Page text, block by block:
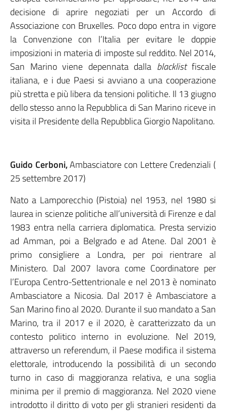
decisione di aprire negoziati per un Accordo di
Associazione con Bruxelles. Poco dopo entra in vigore
la Convenzione con l’Italia per evitare le doppie
imposizioni in materia di imposte sul reddito. Nel 2014,
San Marino viene depennata dalla blacklistfiscale
italiana, e i due Paesi si avviano a una cooperazione
più stretta e più libera da tensioni politiche. Il 13 giugno
dello stesso anno la Repubblica di San Marino riceve in
visita il Presidente della Repubblica Giorgio Napolitano.
Guido Cerboni,Ambasciatore con Lettere Credenziali (
25 settembre 2017)
Nato a Lamporecchio (Pistoia) nel 1953, nel 1980 si
laurea in scienze politiche all’università di Firenze e dal
1983 entra nella carriera diplomatica. Presta servizio
ad Amman, poi a Belgrado e ad Atene. Dal 2001 è
primo consigliere a Londra, per poi rientrare al
Ministero. Dal 2007 lavora come Coordinatore per
l’Europa Centro-Settentrionale e nel 2013 è nominato
Ambasciatore a Nicosia. Dal 2017 è Ambasciatore a
San Marino fino al 2020. Durante il suo mandato a San
Marino, tra il 2017 e il 2020, è caratterizzato da un
contesto politico interno in evoluzione. Nel 2019,
attraverso un referendum, il Paese modifica il sistema
elettorale, introducendo la possibilità di un secondo
turno in caso di maggioranza relativa, e una soglia
minima per il premio di maggioranza. Nel 2020 viene
introdotto il diritto di voto per gli stranieri residenti da